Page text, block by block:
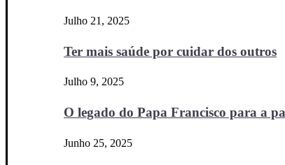
Julho 21, 2025
Ter mais saúde por cuidar dos outros
Julho 9, 2025
O legado do Papa Francisco para a
Junho 25, 2025